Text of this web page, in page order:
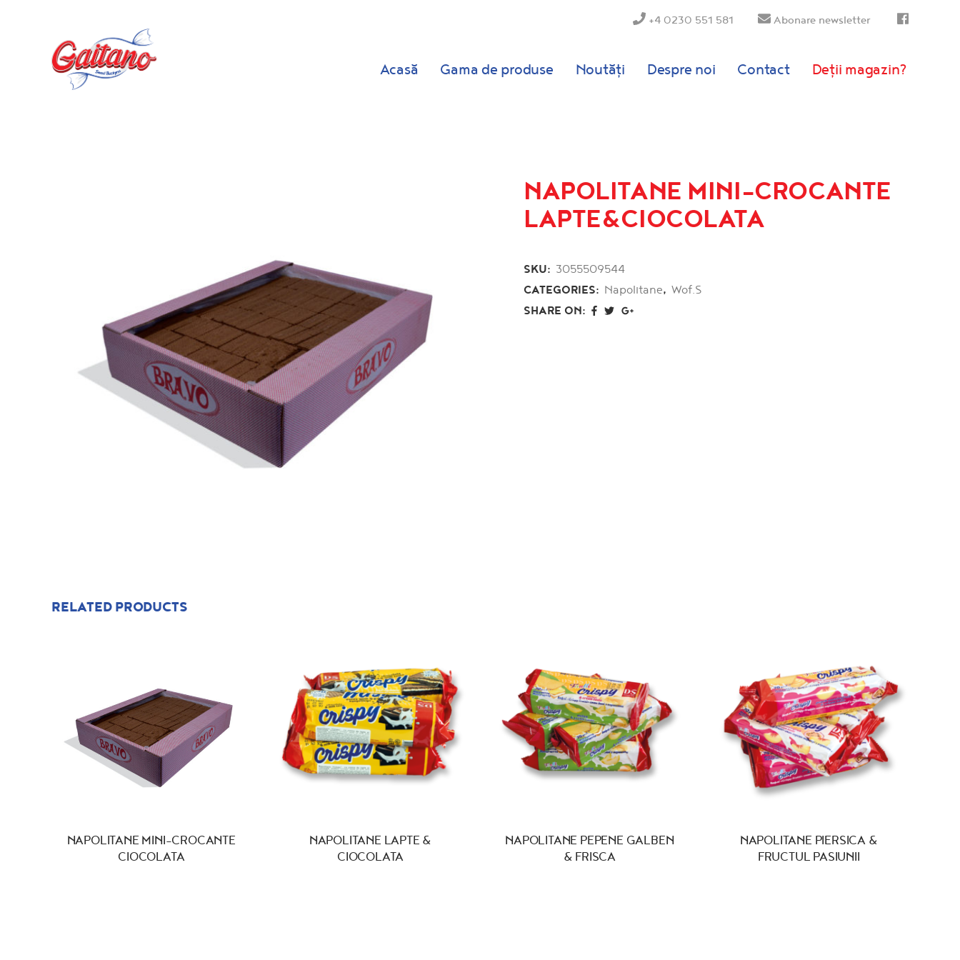
+4 0230 551 581 Abonare newsletter
Acasă Gama de produse Noutăți Despre noi Contact Deții magazin?
NAPOLITANE MINI-CROCANTE
LAPTE&CIOCOLATA
SKU: 3055509544
CATEGORIES: Napolitane, Wof.S
SHARE ON:
RELATED PRODUCTS
NAPOLITANE MINI-CROCANTE
CIOCOLATA
NAPOLITANE LAPTE &
CIOCOLATA
NAPOLITANE PEPENE GALBEN
& FRISCA
NAPOLITANE PIERSICA &
FRUCTUL PASIUNII